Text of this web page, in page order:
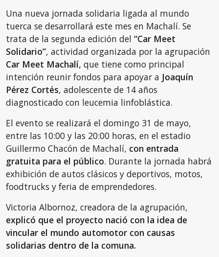
Una nueva jornada solidaria ligada al mundo
tuerca se desarrollará este mes en Machalí. Se
trata de la segunda edición del “Car Meet
Solidario”, actividad organizada por la agrupación
Car Meet Machalí, que tiene como principal
intención reunir fondos para apoyar a Joaquín
Pérez Cortés, adolescente de 14 años
diagnosticado con leucemia linfoblástica.
El evento se realizará el domingo 31 de mayo,
entre las 10:00 y las 20:00 horas, en el estadio
Guillermo Chacón de Machalí, con entrada
gratuita para el público. Durante la jornada habrá
exhibición de autos clásicos y deportivos, motos,
foodtrucks y feria de emprendedores.
Victoria Albornoz, creadora de la agrupación,
explicó que el proyecto nació con la idea de
vincular el mundo automotor con causas
solidarias dentro de la comuna.